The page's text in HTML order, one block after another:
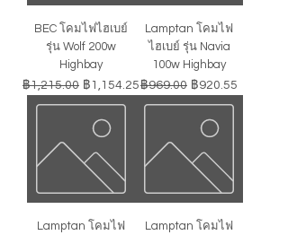
BEC โคมไฟไฮเบย์
รุ่น Wolf 200w
Highbay
ราคาปกติ
฿1,215.00 ราคาขายลด
฿1,154.25
Lamptan โคมไฟ
ไฮเบย์ รุ่น Navia
100w Highbay
ราคาปกติ
฿969.00 ราคาขายลด
฿920.55
Lamptan โคมไฟ
Lamptan โคมไฟ